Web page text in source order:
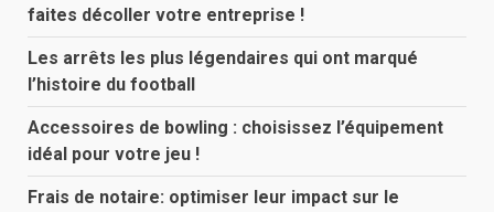
faites décoller votre entreprise !
Les arrêts les plus légendaires qui ont marqué
l’histoire du football
Accessoires de bowling : choisissez l’équipement
idéal pour votre jeu !
Frais de notaire: optimiser leur impact sur le